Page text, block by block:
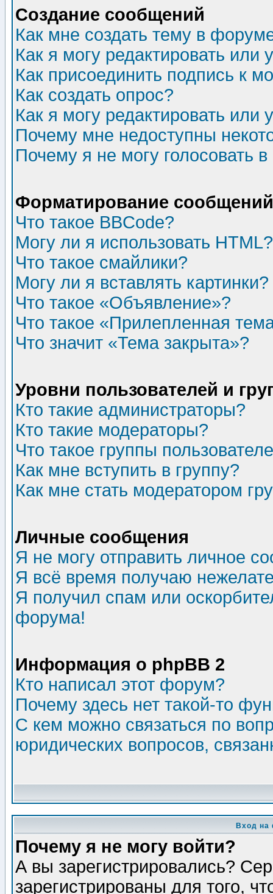
Создание сообщений
Как мне создать тему в
Как я могу редактировать или
Как присоединить подпись к
Как создать опрос?
Как я могу редактировать или
Почему мне недоступны
Почему я не могу голосовать
Форматирование
Что такое BBCode?
Могу ли я использовать HTML?
Что такое смайлики?
Могу ли я вставлять картинки?
Что такое «Объявление»?
Что такое «Прилепленная
Что значит «Тема закрыта»?
Уровни пользователей и
Кто такие администраторы?
Кто такие модераторы?
Что такое группы
Как мне вступить в группу?
Как мне стать модератором
Личные сообщения
Я не могу отправить личное
Я всё время получаю
Я получил спам или
форума!
Информация о phpBB 2
Кто написал этот форум?
Почему здесь нет такой-то
С кем можно связаться по
юридических вопросов,
Вход на
Почему я не могу войти?
А вы зарегистрировались?
зарегистрированы для того,